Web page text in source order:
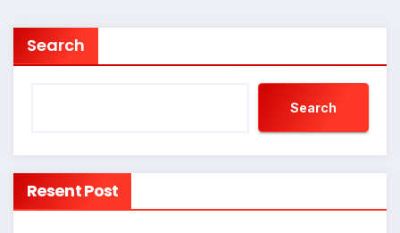
Search
Search
Resent Post